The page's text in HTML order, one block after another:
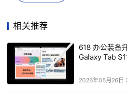
相关推荐
618 办公装备
Galaxy Tab
2026年05月26日